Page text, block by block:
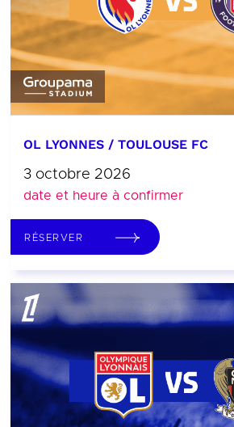
OL LYONNES / TOULOUSE FC
3 octobre 2026
date et heure à confirmer
RÉSERVER